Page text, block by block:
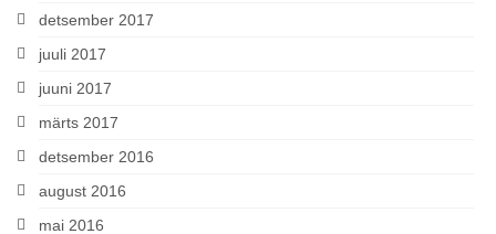
detsember 2017
juuli 2017
juuni 2017
märts 2017
detsember 2016
august 2016
mai 2016